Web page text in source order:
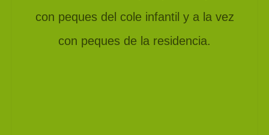
con peques del cole infantil y a la vez
con peques de la residencia.